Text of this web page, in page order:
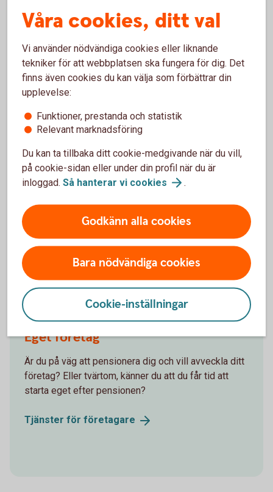
Köpbostad
Bolån
Vi hjälper dig med finansiering av din nya bostad.
Ansök om bolån hos oss.
Bolån
Juridik
Gör en kostnadsfri behovsanalys och få svar på
frågan vad som händer om du skulle bli sambo,
separera eller avlida.
Gör enbehovsanalys
Eget företag
Är du på väg att pensionera dig och vill avveckla ditt
företag? Eller tvärtom, känner du att du får tid att
starta eget efter pensionen?
Tjänster för företagare
Våra cookies, ditt val
Vi använder nödvändiga cookies eller liknande
tekniker för att webbplatsen ska fungera för dig. Det
finns även cookies du kan välja som förbättrar din
upplevelse:
Funktioner, prestanda och statistik
Relevant marknadsföring
Du kan ta tillbaka ditt cookie-medgivande när du vill,
på cookie-sidan eller under din profil när du är
inloggad. Så hanterar vi cookies .
Godkänn alla cookies
Bara nödvändiga cookies
Cookie-inställningar